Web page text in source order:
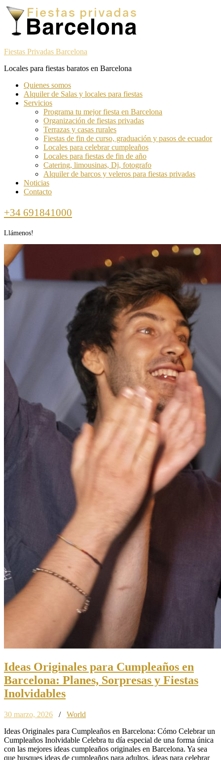
Skip
navigation
Skip
content
Fiestas Privadas Barcelona
Locales para fiestas baratos en Barcelona
Toggle
navigation
menu
Quienes somos
Alquiler de Salas y locales para fiestas
Servicios
Programa tu mejor fiesta en Barcelona
Organización de fiestas privadas
Terrazas y casas rurales
Fiestas de fin de curso, graduación y pasos de ecuador
Locales para celebrar cumpleaños
Locales para fiestas de fin de año
Catering, limousinas, Dj, fotografo
Alquiler de barcos y veleros para fiestas privadas
Noticias
Contacto
Call
+34 691841000
Llámenos!
Ideas Originales para Cumpleaños en
Barcelona: Planes, Sorpresas y Fiestas
Inolvidables
30 marzo, 2026 / World
Ideas Originales para Cumpleaños en Barcelona: Cómo Celebrar un
Cumpleaños Inolvidable Celebra tu día especial de una forma única
con las mejores ideas cumpleaños originales en Barcelona. Ya sea
que busques ideas de cumpleaños para adultos, ideas para celebrar